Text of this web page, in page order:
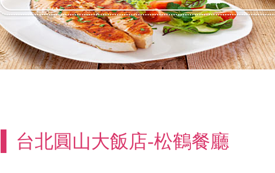
台北圓山大飯店-松鶴餐廳